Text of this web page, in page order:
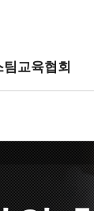
팀교육협회